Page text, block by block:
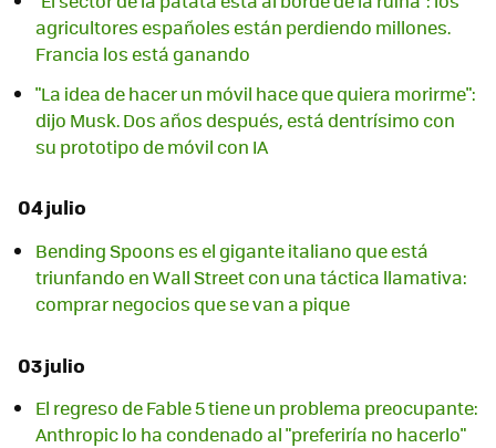
agricultores españoles están perdiendo millones.
Francia los está ganando
"La idea de hacer un móvil hace que quiera morirme":
dijo Musk. Dos años después, está dentrísimo con
su prototipo de móvil con IA
04 julio
Bending Spoons es el gigante italiano que está
triunfando en Wall Street con una táctica llamativa:
comprar negocios que se van a pique
03 julio
El regreso de Fable 5 tiene un problema preocupante:
Anthropic lo ha condenado al "preferiría no hacerlo"